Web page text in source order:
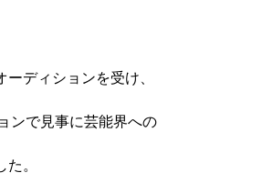
ディションを受け、
ンで見事に芸能界への
。